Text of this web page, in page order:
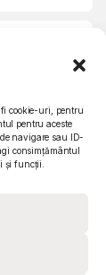
cookie-uri, pentru
pentru aceste
navigare sau ID-
consimțământul
și funcții.
2003